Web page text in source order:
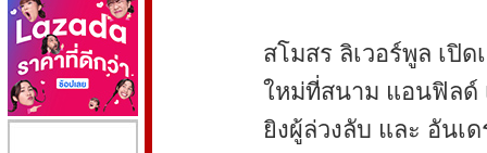
สโมสร ลิเวอร์พูล เปิ
ใหม่ที่สนาม แอนฟิลด์
ยิงผู้ล่วงลับ และ อันเ